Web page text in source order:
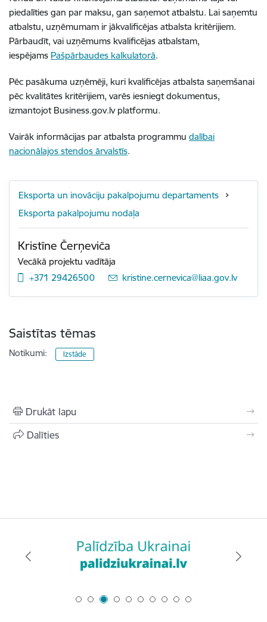
piedalīties gan par maksu, gan saņemot atbalstu. Lai saņemtu
atbalstu, uzņēmumam ir jākvalificējas atbalsta kritērijiem.
Pārbaudīt, vai uzņēmums kvalificējas atbalstam,
iespējams Pašpārbaudes kalkulatorā.
Pēc pasākuma uzņēmēji, kuri kvalificējas atbalsta saņemšanai
pēc kvalitātes kritērijiem, varēs iesniegt dokumentus,
izmantojot Business.gov.lv platformu.
Vairāk informācijas par atbalsta programmu dalībai
nacionālajos stendos ārvalstīs.
Eksporta un inovāciju pakalpojumu departaments
Eksporta pakalpojumu nodaļa
Kristīne Čerņeviča
Vecākā projektu vadītāja
+371 29426500
E-pasts:
kristine.cernevica@liaa.gov.lv
Saistītas tēmas
Notikumi: Izstāde
Drukāt lapu
Dalīties